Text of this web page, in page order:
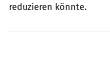
reduzieren könnte.